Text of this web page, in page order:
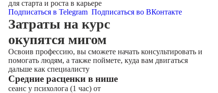
для старта и роста в карьере
Подписаться в Telegram Подписаться во ВКонтакте
Затраты на курс
окупятся мигом
Освоив профессию, вы сможете начать консультировать и
помогать людям, а также поймете, куда вам двигаться
дальше как специалисту
Cредние расценки в нише
сеанс у психолога (1 час) от